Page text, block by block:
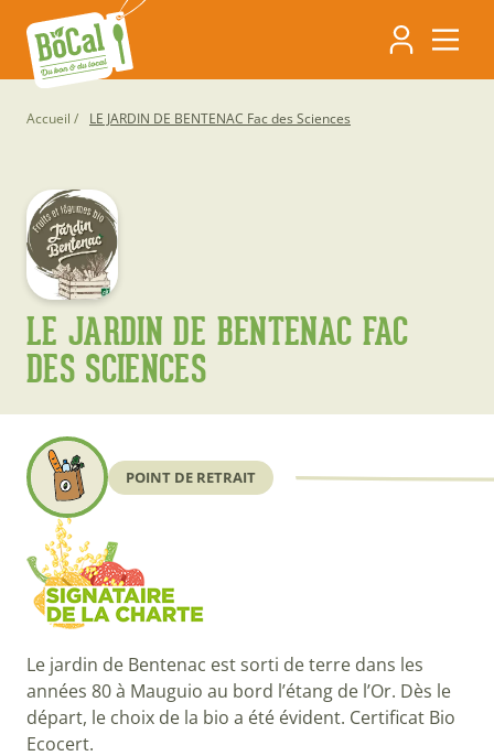
contenu
principal
Fil
Accueil LE JARDIN DE BENTENAC Fac des Sciences
LE JARDIN DE BENTENAC FAC
DES SCIENCES
POINT DE RETRAIT
Le jardin de Bentenac est sorti de terre dans les
années 80 à Mauguio au bord l’étang de l’Or. Dès le
départ, le choix de la bio a été évident. Certificat Bio
Ecocert.